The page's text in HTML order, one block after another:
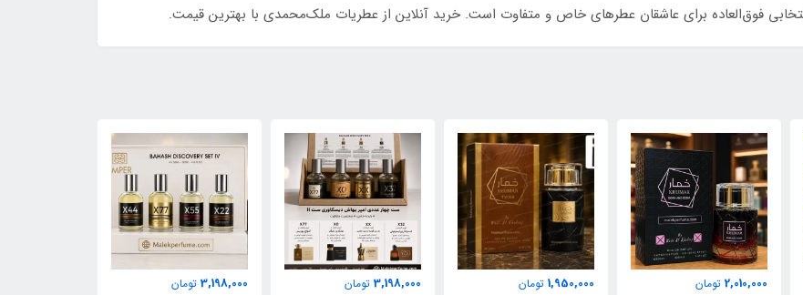
فوق‌العاده برای عاشقان عطرهای خاص و متفاوت است. خرید آنلاین از عطریات ملک‌محمدی با بهترین قیمت.
2,010,000 تومان
1,950,000 تومان
3,198,000 تومان
3,198,000 تومان